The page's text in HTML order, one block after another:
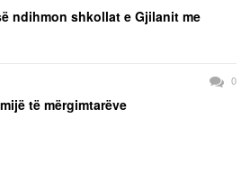
ndihmon shkollat e Gjilanit me
0
të mërgimtarëve